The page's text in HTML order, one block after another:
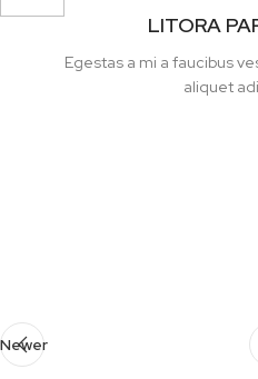
LITORA
Egestas a mi a faucibus
aliquet
Newer